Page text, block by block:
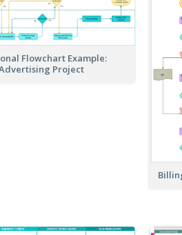
Flowchart Example:
Project